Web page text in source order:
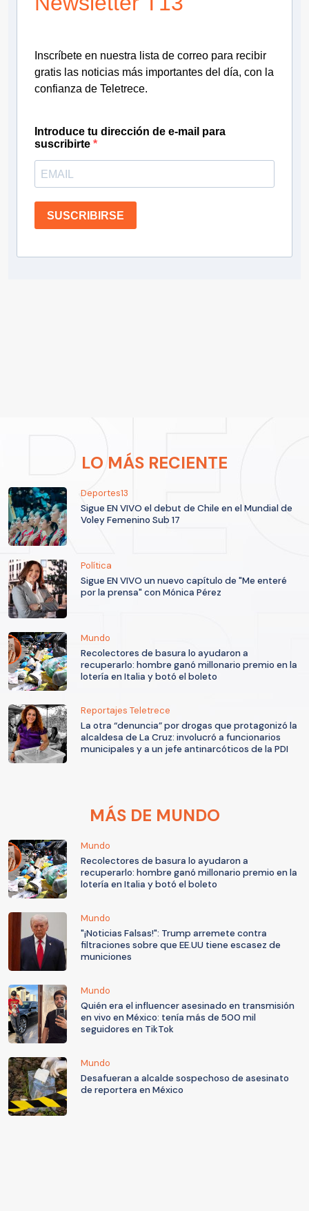
Inscríbete en nuestra lista de correo para recibir
gratis las noticias más importantes del día, con la
confianza de Teletrece.
Introduce tu dirección de e-mail para
suscribirte
SUSCRIBIRSE
LO MÁS RECIENTE
Deportes13
Sigue EN VIVO el debut de Chile en el Mundial de
Voley Femenino Sub 17
Política
Sigue EN VIVO un nuevo capítulo de "Me enteré
por la prensa" con Mónica Pérez
Mundo
Recolectores de basura lo ayudaron a
recuperarlo: hombre ganó millonario premio en la
lotería en Italia y botó el boleto
Reportajes Teletrece
La otra “denuncia” por drogas que protagonizó la
alcaldesa de La Cruz: involucró a funcionarios
municipales y a un jefe antinarcóticos de la PDI
MÁS DE MUNDO
Mundo
Recolectores de basura lo ayudaron a
recuperarlo: hombre ganó millonario premio en la
lotería en Italia y botó el boleto
Mundo
"¡Noticias Falsas!": Trump arremete contra
filtraciones sobre que EE.UU tiene escasez de
municiones
Mundo
Quién era el influencer asesinado en transmisión
en vivo en México: tenía más de 500 mil
seguidores en TikTok
Mundo
Desafueran a alcalde sospechoso de asesinato
de reportera en México